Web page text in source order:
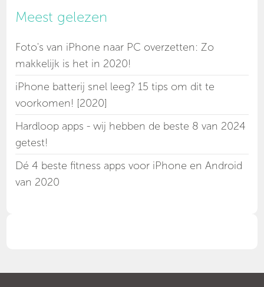
Meest gelezen
Foto's van iPhone naar PC overzetten: Zo
makkelijk is het in 2020!
iPhone batterij snel leeg? 15 tips om dit te
voorkomen! [2020]
Hardloop apps - wij hebben de beste 8 van 2024
getest!
Dé 4 beste fitness apps voor iPhone en Android
van 2020